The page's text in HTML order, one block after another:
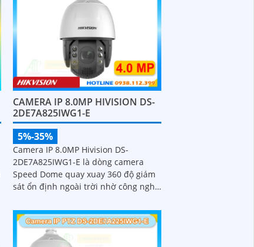
CAMERA IP 8.0MP HIVISION DS-
2DE7A825IWG1-E
5%-35%
Camera IP 8.0MP Hivision DS-
2DE7A825IWG1-E là dòng camera
Speed Dome quay xuay 360 độ giám
sát ổn định ngoài trời nhờ công nghệ